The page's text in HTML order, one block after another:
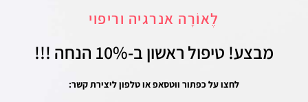
לֶאוֹרָה אנרגיה וריפוי
מבצע! טיפול ראשון ב-10% הנחה !!!
לחצו על כפתור ווטסאפ או טלפון ליצירת קשר: